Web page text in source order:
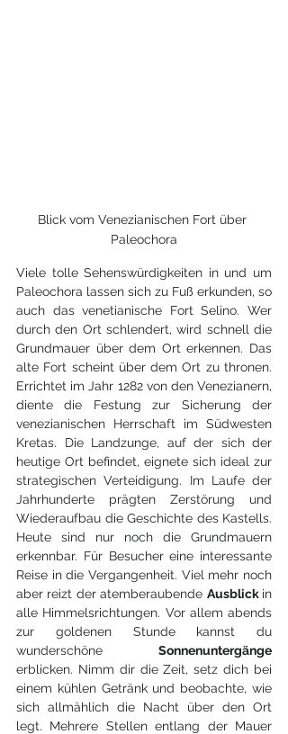
Blick vom Venezianischen Fort über
Paleochora
Viele tolle Sehenswürdigkeiten in und um
Paleochora lassen sich zu Fuß erkunden, so
auch das venetianische Fort Selino. Wer
durch den Ort schlendert, wird schnell die
Grundmauer über dem Ort erkennen. Das
alte Fort scheint über dem Ort zu thronen.
Errichtet im Jahr 1282 von den Venezianern,
diente die Festung zur Sicherung der
venezianischen Herrschaft im Südwesten
Kretas. Die Landzunge, auf der sich der
heutige Ort befindet, eignete sich ideal zur
strategischen Verteidigung. Im Laufe der
Jahrhunderte prägten Zerstörung und
Wiederaufbau die Geschichte des Kastells.
Heute sind nur noch die Grundmauern
erkennbar. Für Besucher eine interessante
Reise in die Vergangenheit. Viel mehr noch
aber reizt der atemberaubende Ausblick in
alle Himmelsrichtungen. Vor allem abends
zur goldenen Stunde kannst du
wunderschöne
erblicken. Nimm dir die Zeit, setz dich bei
einem kühlen Getränk und beobachte, wie
sich allmählich die Nacht über den Ort
legt. Mehrere Stellen entlang der Mauer